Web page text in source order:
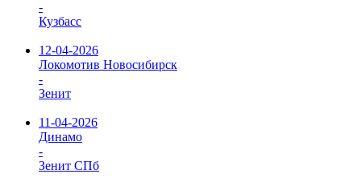
-
Кузбасс
12-04-2026
Локомотив Новосибирск
-
Зенит
11-04-2026
Динамо
-
Зенит СПб